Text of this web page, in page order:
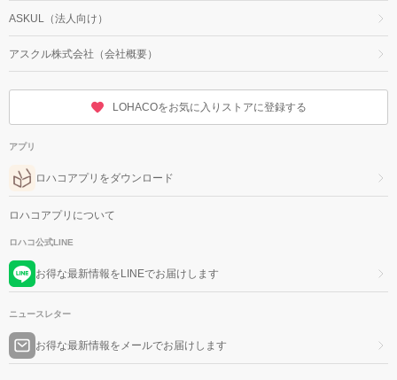
ASKUL（法人向け）
アスクル株式会社（会社概要）
LOHACOをお気に入りストアに登録する
アプリ
ロハコアプリをダウンロード
ロハコアプリについて
ロハコ公式LINE
お得な最新情報をLINEでお届けします
ニュースレター
お得な最新情報をメールでお届けします